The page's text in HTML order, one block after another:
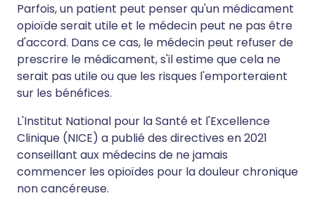
Parfois, un patient peut penser qu'un médicament
opioïde serait utile et le médecin peut ne pas être
d'accord. Dans ce cas, le médecin peut refuser de
prescrire le médicament, s'il estime que cela ne
serait pas utile ou que les risques l'emporteraient
sur les bénéfices.
L'Institut National pour la Santé et l'Excellence
Clinique (NICE) a publié des directives en 2021
conseillant aux médecins de ne jamais
commencer les opioïdes pour la douleur chronique
non cancéreuse.